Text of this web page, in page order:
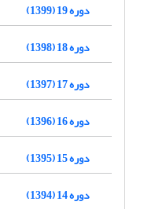
دوره 19 (1399)
دوره 18 (1398)
دوره 17 (1397)
دوره 16 (1396)
دوره 15 (1395)
دوره 14 (1394)